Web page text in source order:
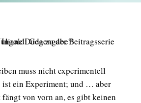
muss nicht experimentell
ist ein Experiment; und … aber
von vorn an, es gibt keinen